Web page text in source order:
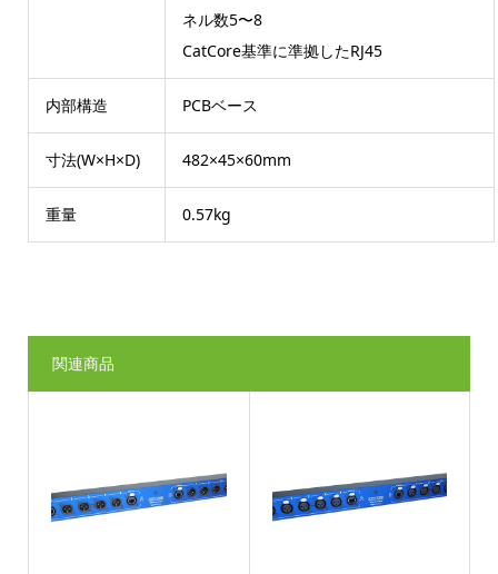
ネル数5〜8
CatCore基準に準拠したRJ45
内部構造 PCBベース
寸法(W×H×D) 482×45×60mm
重量 0.57kg
関連商品